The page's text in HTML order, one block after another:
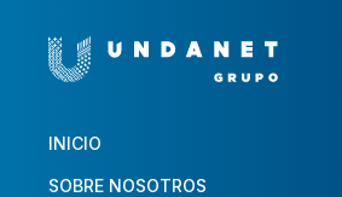
INICIO
SOBRE NOSOTROS